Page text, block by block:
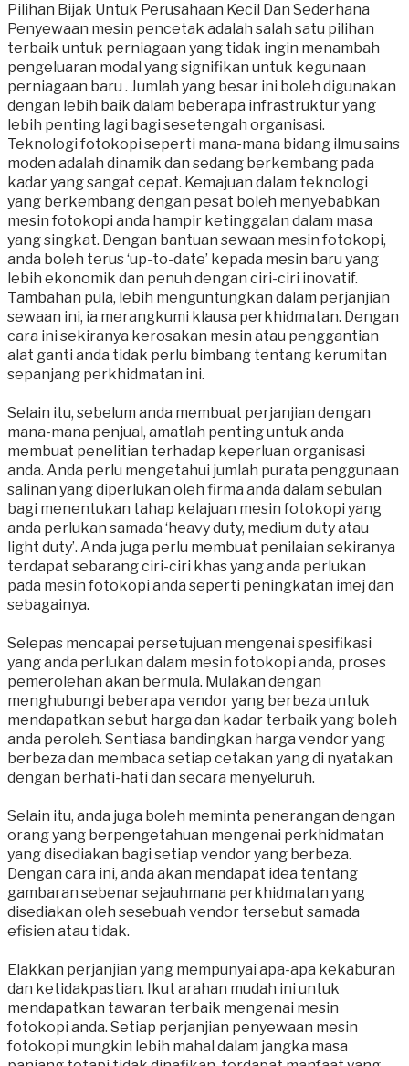
Pilihan Bijak Untuk Perusahaan Kecil Dan Sederhana
Penyewaan mesin pencetak adalah salah satu pilihan
terbaik untuk perniagaan yang tidak ingin menambah
pengeluaran modal yang signifikan untuk kegunaan
perniagaan baru . Jumlah yang besar ini boleh digunakan
dengan lebih baik dalam beberapa infrastruktur yang
lebih penting lagi bagi sesetengah organisasi.
Teknologi fotokopi seperti mana-mana bidang ilmu sains
moden adalah dinamik dan sedang berkembang pada
kadar yang sangat cepat. Kemajuan dalam teknologi
yang berkembang dengan pesat boleh menyebabkan
mesin fotokopi anda hampir ketinggalan dalam masa
yang singkat. Dengan bantuan sewaan mesin fotokopi,
anda boleh terus ‘up-to-date’ kepada mesin baru yang
lebih ekonomik dan penuh dengan ciri-ciri inovatif.
Tambahan pula, lebih menguntungkan dalam perjanjian
sewaan ini, ia merangkumi klausa perkhidmatan. Dengan
cara ini sekiranya kerosakan mesin atau penggantian
alat ganti anda tidak perlu bimbang tentang kerumitan
sepanjang perkhidmatan ini.
Selain itu, sebelum anda membuat perjanjian dengan
mana-mana penjual, amatlah penting untuk anda
membuat penelitian terhadap keperluan organisasi
anda. Anda perlu mengetahui jumlah purata penggunaan
salinan yang diperlukan oleh firma anda dalam sebulan
bagi menentukan tahap kelajuan mesin fotokopi yang
anda perlukan samada ‘heavy duty, medium duty atau
light duty’. Anda juga perlu membuat penilaian sekiranya
terdapat sebarang ciri-ciri khas yang anda perlukan
pada mesin fotokopi anda seperti peningkatan imej dan
sebagainya.
Selepas mencapai persetujuan mengenai spesifikasi
yang anda perlukan dalam mesin fotokopi anda, proses
pemerolehan akan bermula. Mulakan dengan
menghubungi beberapa vendor yang berbeza untuk
mendapatkan sebut harga dan kadar terbaik yang boleh
anda peroleh. Sentiasa bandingkan harga vendor yang
berbeza dan membaca setiap cetakan yang di nyatakan
dengan berhati-hati dan secara menyeluruh.
Selain itu, anda juga boleh meminta penerangan dengan
orang yang berpengetahuan mengenai perkhidmatan
yang disediakan bagi setiap vendor yang berbeza.
Dengan cara ini, anda akan mendapat idea tentang
gambaran sebenar sejauhmana perkhidmatan yang
disediakan oleh sesebuah vendor tersebut samada
efisien atau tidak.
Elakkan perjanjian yang mempunyai apa-apa kekaburan
dan ketidakpastian. Ikut arahan mudah ini untuk
mendapatkan tawaran terbaik mengenai mesin
fotokopi anda. Setiap perjanjian penyewaan mesin
fotokopi mungkin lebih mahal dalam jangka masa